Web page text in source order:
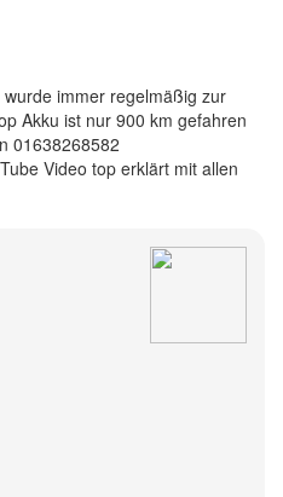
immer regelmäßig zur
Akku ist nur 900 km gefahren
01638268582
Video top erklärt mit allen